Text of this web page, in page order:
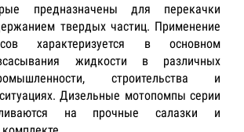
предназначены для перекачки
твердых частиц. Применение
характеризуется в основном
жидкости в различных
строительства и
Дизельные мотопомпы серии
на прочные салазки и